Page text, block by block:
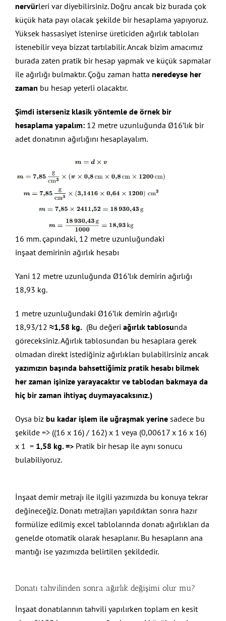
nervürleri var diyebilirsiniz. Doğru ancak biz burada çok
küçük hata payı olacak şekilde bir hesaplama yapıyoruz.
Yüksek hassasiyet istenirse üreticiden ağırlık tabloları
istenebilir veya bizzat tartılabilir. Ancak bizim amacımız
burada zaten pratik bir hesap yapmak ve küçük sapmalar
ile ağırlığı bulmaktır. Çoğu zaman hatta neredeyse her
zaman bu hesap yeterli olacaktır.
Şimdi isterseniz klasik yöntemle de örnek bir
hesaplama yapalım:12 metre uzunluğunda Ø16’lık bir
adet donatının ağırlığını hesaplayalım.
16 mm. çapındaki, 12 metre uzunluğundaki
inşaat demirinin ağırlık hesabı
Yani 12 metre uzunluğunda Ø16’lık demirin ağırlığı
18,93 kg.
1 metre uzunluğundaki Ø16’lık demirin ağırlığı
18,93/12 ≈1,58 kg.(Bu değeri ağırlık tablosunda
göreceksiniz. Ağırlık tablosundan bu hesaplara gerek
olmadan direkt istediğiniz ağırlıkları bulabilirsiniz ancak
yazımızın başında bahsettiğimiz pratik hesabı bilmek
her zaman işinize yarayacaktır ve tablodan bakmaya da
hiç bir zaman ihtiyaç duymayacaksınız.)
Oysa bizbu kadar işlem ile uğraşmak yerinesadece bu
şekilde => ((16 x 16) / 162) x 1 veya (0,00617 x 16 x 16)
x 1 = 1,58 kg. => Pratik bir hesap ile aynı sonucu
bulabiliyoruz.
İnşaat demir metrajı ile ilgili yazımızda bu konuya tekrar
değineceğiz. Donatı metrajları yapıldıktan sonra hazır
formülize edilmiş excel tablolarında donatı ağırlıkları da
genelde otomatik olarak hesaplanır. Bu hesapların ana
mantığı ise yazımızda belirtilen şekildedir.
Donatı tahvilinden sonra ağırlık değişimi olur mu?
İnşaat donatılarının tahvili yapılırken toplam en kesit